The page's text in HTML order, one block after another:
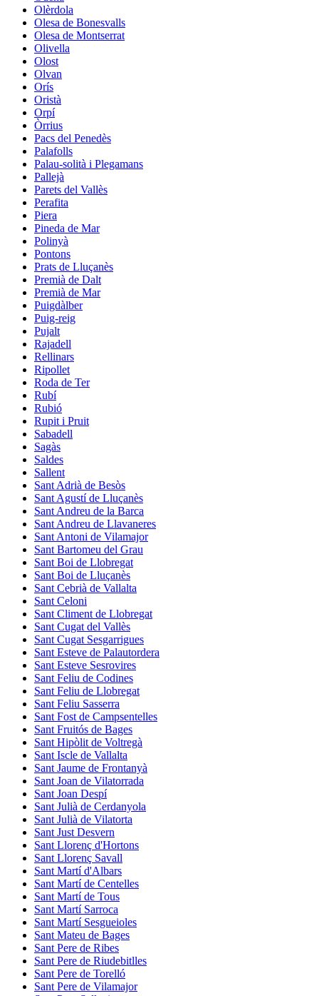
Olèrdola
Olesa de Bonesvalls
Olesa de Montserrat
Olivella
Olost
Olvan
Orís
Oristà
Orpí
Òrrius
Pacs del Penedès
Palafolls
Palau-solità i Plegamans
Pallejà
Parets del Vallès
Perafita
Piera
Pineda de Mar
Polinyà
Pontons
Prats de Lluçanès
Premià de Dalt
Premià de Mar
Puigdàlber
Puig-reig
Pujalt
Rajadell
Rellinars
Ripollet
Roda de Ter
Rubí
Rubió
Rupit i Pruit
Sabadell
Sagàs
Saldes
Sallent
Sant Adrià de Besòs
Sant Agustí de Lluçanès
Sant Andreu de la Barca
Sant Andreu de Llavaneres
Sant Antoni de Vilamajor
Sant Bartomeu del Grau
Sant Boi de Llobregat
Sant Boi de Lluçanès
Sant Cebrià de Vallalta
Sant Celoni
Sant Climent de Llobregat
Sant Cugat del Vallès
Sant Cugat Sesgarrigues
Sant Esteve de Palautordera
Sant Esteve Sesrovires
Sant Feliu de Codines
Sant Feliu de Llobregat
Sant Feliu Sasserra
Sant Fost de Campsentelles
Sant Fruitós de Bages
Sant Hipòlit de Voltregà
Sant Iscle de Vallalta
Sant Jaume de Frontanyà
Sant Joan de Vilatorrada
Sant Joan Despí
Sant Julià de Cerdanyola
Sant Julià de Vilatorta
Sant Just Desvern
Sant Llorenç d'Hortons
Sant Llorenç Savall
Sant Martí d'Albars
Sant Martí de Centelles
Sant Martí de Tous
Sant Martí Sarroca
Sant Martí Sesgueioles
Sant Mateu de Bages
Sant Pere de Ribes
Sant Pere de Riudebitlles
Sant Pere de Torelló
Sant Pere de Vilamajor